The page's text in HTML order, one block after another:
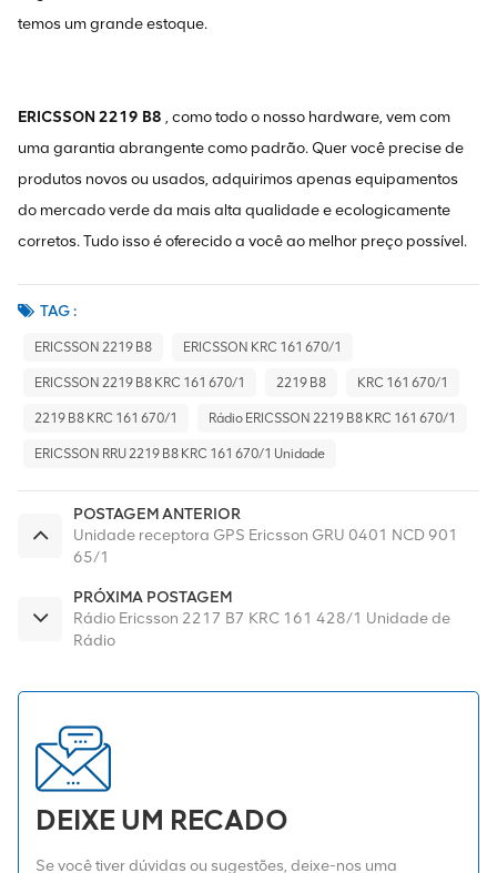
temos um grande estoque.
ERICSSON 2219 B8 , como todo o nosso hardware, vem com
uma garantia abrangente como padrão. Quer você precise de
produtos novos ou usados, adquirimos apenas equipamentos
do mercado verde da mais alta qualidade e ecologicamente
corretos. Tudo isso é oferecido a você ao melhor preço possível.
TAG :
ERICSSON 2219 B8 ERICSSON KRC 161 670/1
ERICSSON 2219 B8 KRC 161 670/1 2219 B8 KRC 161 670/1
2219 B8 KRC 161 670/1 Rádio ERICSSON 2219 B8 KRC 161 670/1
ERICSSON RRU 2219 B8 KRC 161 670/1 Unidade
POSTAGEM ANTERIOR
Unidade receptora GPS Ericsson GRU 0401 NCD 901
65/1
PRÓXIMA POSTAGEM
Rádio Ericsson 2217 B7 KRC 161 428/1 Unidade de
Rádio
DEIXE UM RECADO
Se você tiver dúvidas ou sugestões, deixe-nos uma